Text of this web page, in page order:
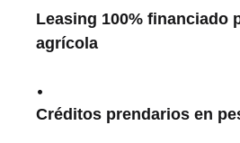
Leasing 100% financiado
agrícola
Créditos prendarios en